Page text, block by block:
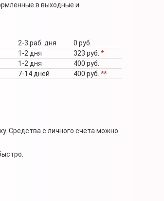
в выходные и
2-3 раб. дня
0 руб.
1-2 дня 323 руб. *
1-2 дня
400 руб.
7-14 дней 400 руб. **
Средства с личного счета можно